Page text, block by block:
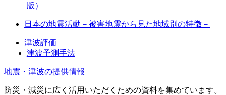
版）
日本の地震活動－被害地震から見た地域別の特徴－
津波評価
津波予測手法
地震・津波の提供情報
防災・減災に広く活用いただくための資料を集めています。